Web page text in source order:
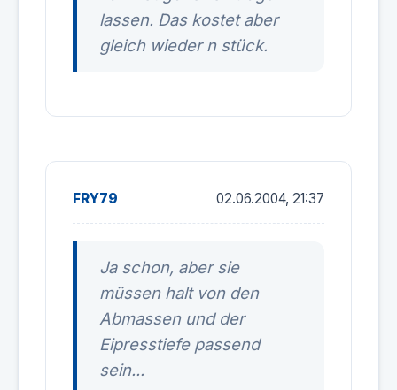
lassen. Das kostet aber
gleich wieder n stück.
FRY79 02.06.2004, 21:37
Ja schon, aber sie
müssen halt von den
Abmassen und der
Eipresstiefe passend
sein...